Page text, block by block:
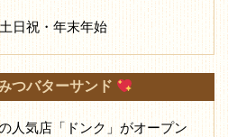
日祝・年末年始
つバターサンド
人気店「ドンク」がオープン